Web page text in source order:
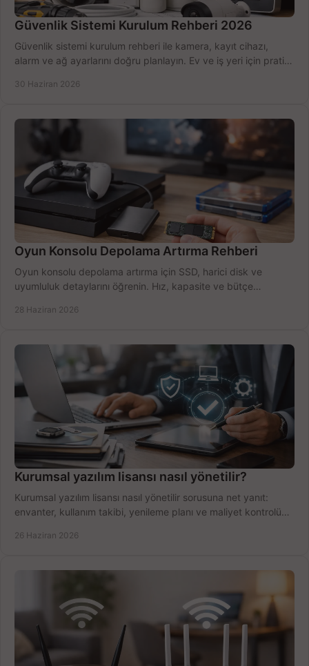
Güvenlik Sistemi Kurulum Rehberi 2026
Güvenlik sistemi kurulum rehberi ile kamera, kayıt cihazı,
alarm ve ağ ayarlarını doğru planlayın. Ev ve iş yeri için pratik
30 Haziran 2026
Oyun Konsolu Depolama Artırma Rehberi
Oyun konsolu depolama artırma için SSD, harici disk ve
uyumluluk detaylarını öğrenin. Hız, kapasite ve bütçe
28 Haziran 2026
Kurumsal yazılım lisansı nasıl yönetilir?
Kurumsal yazılım lisansı nasıl yönetilir sorusuna net yanıt:
envanter, kullanım takibi, yenileme planı ve maliyet kontrolü
26 Haziran 2026